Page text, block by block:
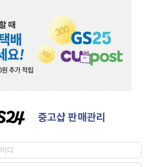
중고샵 판매관리